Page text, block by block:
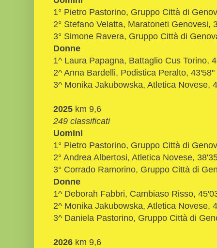
1° Pietro Pastorino, Gruppo Città di
2° Stefano Velatta, Maratoneti Genovesi,
3° Simone Ravera, Gruppo Città di
Donne
1^ Laura Papagna, Battaglio Cus Torino,
2^ Anna Bardelli, Podistica Peralto, 43'58"
3^ Monika Jakubowska, Atletica Novese,
2025 km 9,6
249 classificati
Uomini
1° Pietro Pastorino, Gruppo Città di
2° Andrea Albertosi, Atletica Novese,
3° Corrado Ramorino, Gruppo Città di
Donne
1^ Deborah Fabbri, Cambiaso Risso,
2^ Monika Jakubowska, Atletica Novese,
3^ Daniela Pastorino, Gruppo Città di
2026 km 9,6